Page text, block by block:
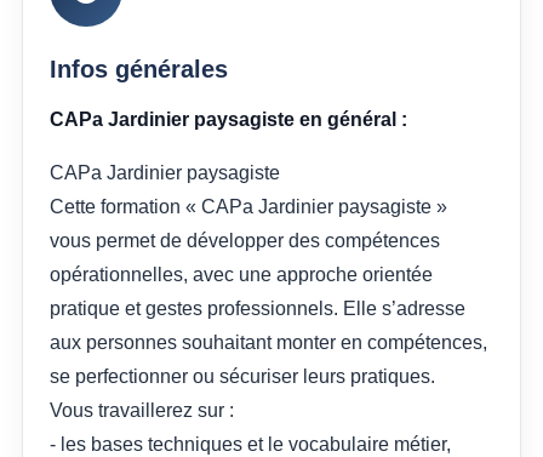
Infos générales
CAPa Jardinier paysagiste en général :
CAPa Jardinier paysagiste
Cette formation « CAPa Jardinier paysagiste »
vous permet de développer des compétences
opérationnelles, avec une approche orientée
pratique et gestes professionnels. Elle s’adresse
aux personnes souhaitant monter en compétences,
se perfectionner ou sécuriser leurs pratiques.
Vous travaillerez sur :
- les bases techniques et le vocabulaire métier,